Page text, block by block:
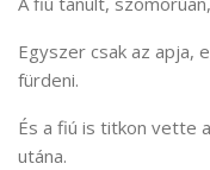
Egyszer csak az apja,
fürdeni.
És a fiú is titkon vette
utána.